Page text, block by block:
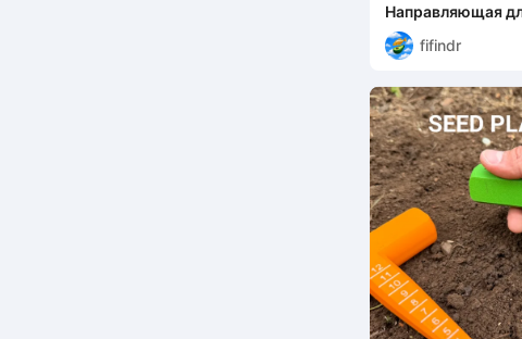
Направляющая
fifindr